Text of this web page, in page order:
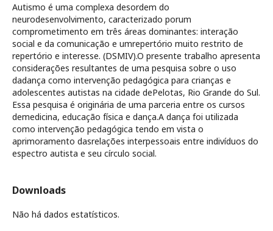
Autismo é uma complexa desordem do
neurodesenvolvimento, caracterizado porum
comprometimento em três áreas dominantes: interação
social e da comunicação e umrepertório muito restrito de
repertório e interesse. (DSMIV).O presente trabalho apresenta
considerações resultantes de uma pesquisa sobre o uso
dadança como intervenção pedagógica para crianças e
adolescentes autistas na cidade dePelotas, Rio Grande do Sul.
Essa pesquisa é originária de uma parceria entre os cursos
demedicina, educação física e dança.A dança foi utilizada
como intervenção pedagógica tendo em vista o
aprimoramento dasrelações interpessoais entre indivíduos do
espectro autista e seu círculo social.
Downloads
Não há dados estatísticos.